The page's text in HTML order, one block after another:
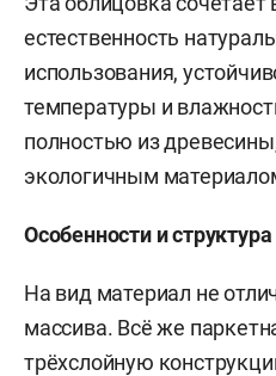
естественность
использования,
температуры и
полностью из
экологичным
Особенности и
На вид материал не
массива. Всё же
трёхслойную